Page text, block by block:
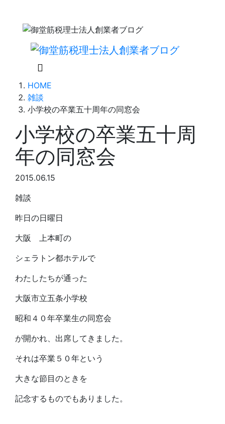
HOME
雑談
小学校の卒業五十周年の同窓会
小学校の卒業五十周
年の同窓会
2015.06.15
雑談
昨日の日曜日
大阪 上本町の
シェラトン都ホテルで
わたしたちが通った
大阪市立五条小学校
昭和４０年卒業生の同窓会
が開かれ、出席してきました。
それは卒業５０年という
大きな節目のときを
記念するものでもありました。